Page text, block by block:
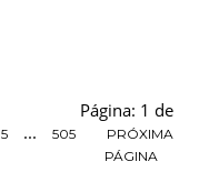
Página: 1 de
5 ... 505
PRÓXIMA
PÁGINA